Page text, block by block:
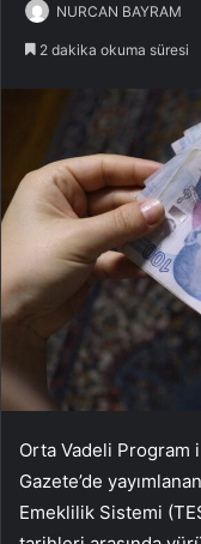
NURCAN BAYRAM
2 dakika okuma süresi
Orta Vadeli
Gazete’de
Emeklilik Sistemi